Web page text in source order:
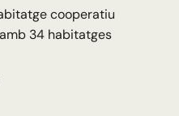
cooperatiu
34 habitatges